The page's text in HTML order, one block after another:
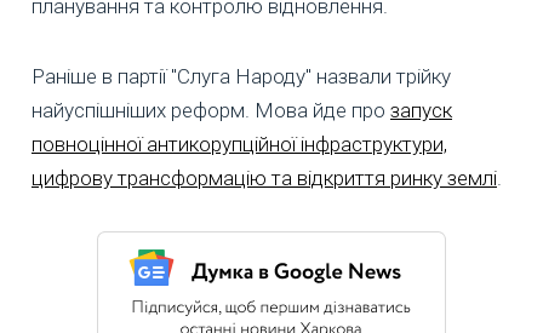
планування та контролю відновлення.
Раніше в партії "Слуга Народу" назвали трійку
найуспішніших реформ. Мова йде про запуск
повноцінної антикорупційної інфраструктури,
цифрову трансформацію та відкриття ринку землі.